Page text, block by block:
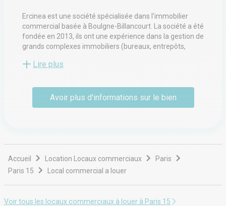
Ercinea est une société spécialisée dans l'immobilier
commercial basée à Boulgne-Billancourt. La société a été
fondée en 2013, ils ont une expérience dans la gestion de
grands complexes immobiliers (bureaux, entrepôts,
fournir une évaluation et des conseils techniques lors des
Lire plus
Avoir plus d'informations sur le bien
Accueil Location Locaux commerciaux
Paris
Paris 15
Local commercial a louer
Voir tous les locaux commerciaux à louer à Paris 15